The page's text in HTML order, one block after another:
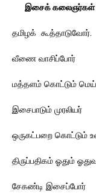
இசைக்
தமிழக்
வீணை
மத்தளம் கொட்டும்
இசைபாடும்
ஒருகட்பறை
திருப்பதிகம் ஓதும்
சேகண்டி